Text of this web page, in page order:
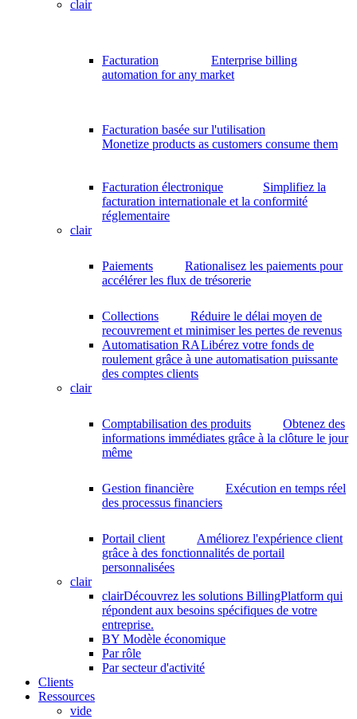
clair
Facturation
Enterprise billing
automation for any market
Facturation basée sur l'utilisation
Monetize products as customers consume them
Facturation électronique
Simplifiez la
facturation internationale et la conformité
réglementaire
clair
Paiements
Rationalisez les paiements pour
accélérer les flux de trésorerie
Collections
Réduire le délai moyen de
recouvrement et minimiser les pertes de revenus
Automatisation RALibérez votre fonds de
roulement grâce à une automatisation puissante
des comptes clients
clair
Comptabilisation des produits
Obtenez des
informations immédiates grâce à la clôture le jour
même
Gestion financière
Exécution en temps réel
des processus financiers
Portail client
Améliorez l'expérience client
grâce à des fonctionnalités de portail
personnalisées
clair
clairDécouvrez les solutions BillingPlatform qui
répondent aux besoins spécifiques de votre
entreprise.
BY Modèle économique
Par rôle
Par secteur d'activité
Clients
Ressources
vide